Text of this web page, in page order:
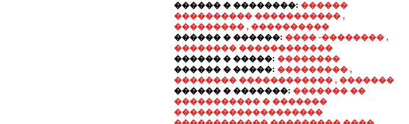
������ � ��������: ������
���������� ����������� ,
��������� , ����������
������ � ������: ���� -�������� ,
�������� ������������
������ � �����: ��������
������ � �����: ��������� ,
�������� ������������ , �������
������ � �������: ������� ��
����������� � �������
�������������������